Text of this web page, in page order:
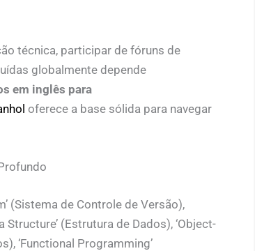
técnica, participar de fóruns de
globalmente depende
em inglês para
oferece a base sólida para navegar
(Sistema de Controle de Versão),
Structure’ (Estrutura de Dados), ‘Object-
‘Functional Programming’